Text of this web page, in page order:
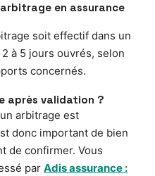
en assurance
soit effectif dans un
à 5 jours ouvrés, selon
concernés.
après validation ?
arbitrage est
donc important de bien
de confirmer. Vous
par Adis assurance :